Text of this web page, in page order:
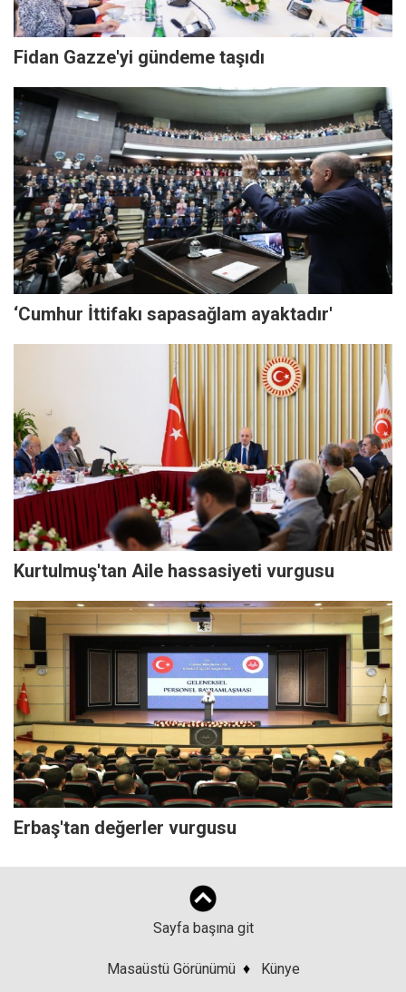
Fidan Gazze'yi gündeme taşıdı
‘Cumhur İttifakı sapasağlam ayaktadır'
Kurtulmuş'tan Aile hassasiyeti vurgusu
Erbaş'tan değerler vurgusu
Sayfa başına git
Masaüstü Görünümü ♦ Künye